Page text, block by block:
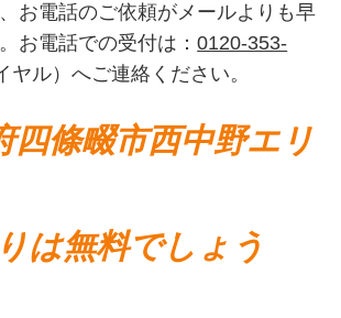
お電話のご依頼がメールよりも早
お電話での受付は：0120-353-
ヤル）へご連絡ください。
四條畷市西中野エリ
は無料でしょう